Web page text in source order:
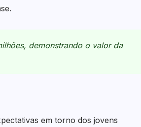
demonstrando o valor da
em torno dos jovens